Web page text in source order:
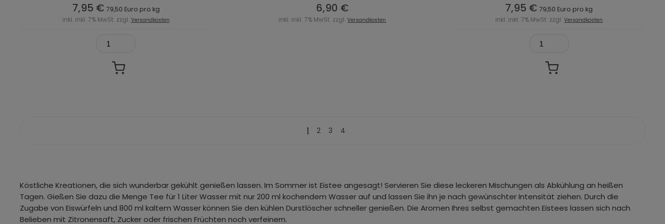
7,95 € 79,50 Euro pro kg
inkl. inkl. 7% MwSt. zzgl. Versandkosten
6,90 €
inkl. inkl. 7% MwSt. zzgl.Versandkosten
7,95 € 79,50 Euro pro kg
inkl. inkl. 7% MwSt. zzgl.Versandkosten
1 2 3 4
Köstliche Kreationen, die sich wunderbar gekühlt genießen lassen. Im Sommer ist Eistee angesagt! Servieren Sie diese leckeren Mischungen als Abkühlung an heißen
Tagen. Gießen Sie dazu die Menge Tee für 1 Liter Wasser mit nur 200 ml kochendem Wasser auf und lassen Sie ihn je nach gewünschter Intensität ziehen. Durch die
Zugabe von Eiswürfeln und 800 ml kaltem Wasser können Sie den kühlen Durstlöscher schneller genießen. Die Aromen Ihres selbst gemachten Eistees lassen sich nach
Belieben mit Zitronensaft, Zucker oder frischen Früchten noch verfeinern.